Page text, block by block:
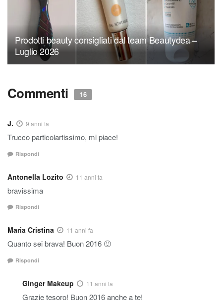
Prodotti beauty consigliati dal team Beautydea –
Luglio 2026
Commenti 16
J. 9 anni fa
Trucco particolartissimo, mi piace!
Rispondi
Antonella Lozito 11 anni fa
bravissima
Rispondi
Maria Cristina 11 anni fa
Quanto sei brava! Buon 2016 🙂
Rispondi
Ginger Makeup 11 anni fa
Grazie tesoro! Buon 2016 anche a te!